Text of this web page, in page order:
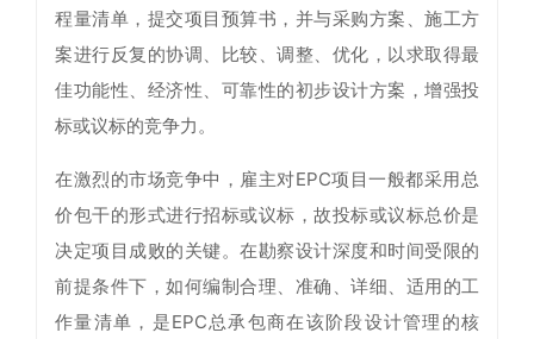
程量清单，提交项目预算书，并与采购方案、施工方
案进行反复的协调、比较、调整、优化，以求取得最
佳功能性、经济性、可靠性的初步设计方案，增强投
标或议标的竞争力。
在激烈的市场竞争中，雇主对EPC项目一般都采用总
价包干的形式进行招标或议标，故投标或议标总价是
决定项目成败的关键。在勘察设计深度和时间受限的
前提条件下，如何编制合理、准确、详细、适用的工
作量清单，是EPC总承包商在该阶段设计管理的核